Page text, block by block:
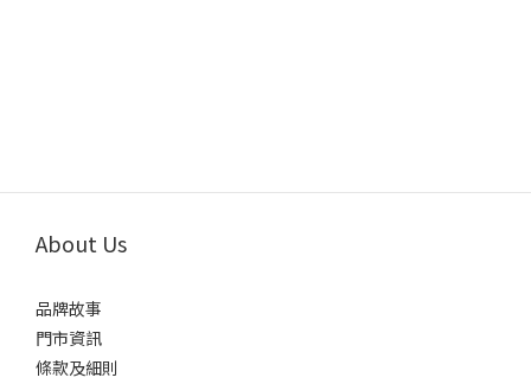
About Us
品牌故事
門市資訊
條款及細則